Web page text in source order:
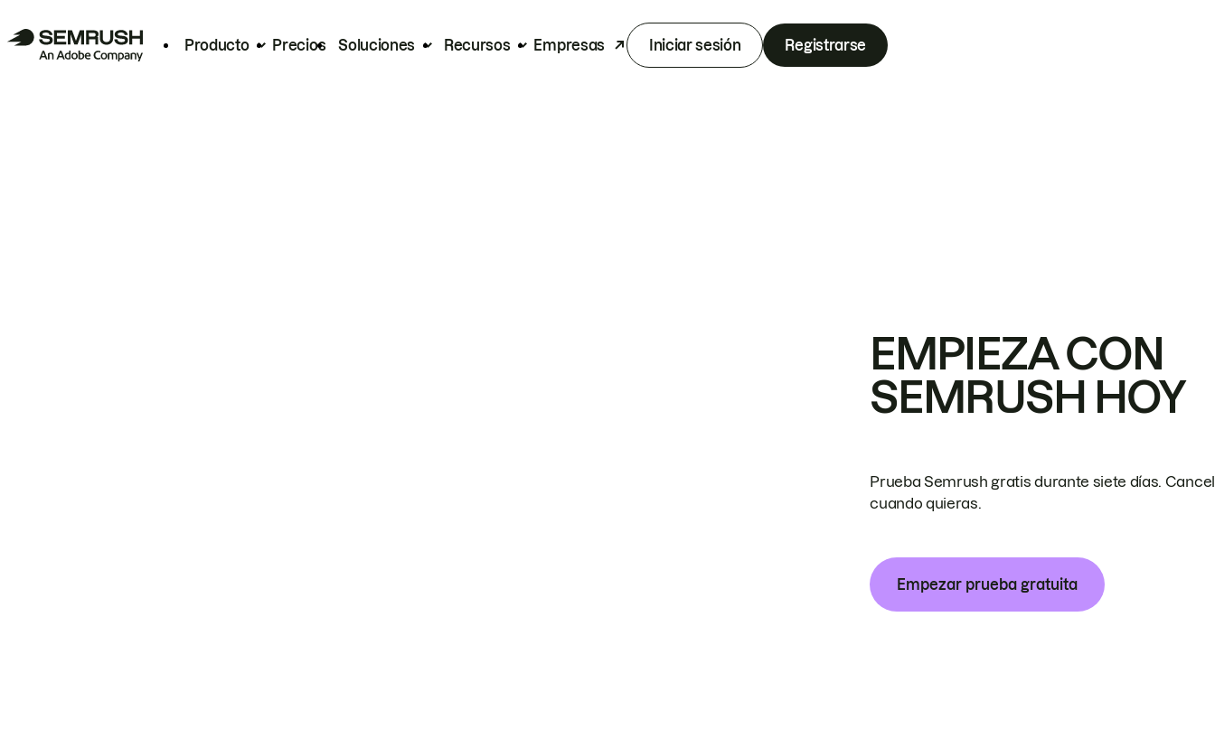
Producto Precios Soluciones Recursos Empresas Iniciar sesión Registrarse
EMPIEZA CON
SEMRUSH HOY
Prueba Semrush gratis durante siete días.
cuando quieras.
Empezar prueba gratuita